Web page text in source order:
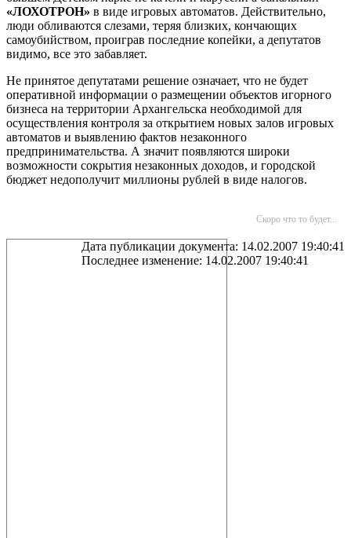
«ЛОХОТРОН» в виде игровых автоматов. Действительно,
люди обливаются слезами, теряя близких, кончающих
самоубийством, проиграв последние копейки, а депутатов
видимо, все это забавляет.
Не принятое депутатами решение означает, что не будет
оперативной информации о размещении объектов игорного
бизнеса на территории Архангельска необходимой для
осуществления контроля за открытием новых залов игровых
автоматов и выявлению фактов незаконного
предпринимательства. А значит появляются широки
возможности сокрытия незаконных доходов, и городской
бюджет недополучит миллионы рублей в виде налогов.
Скоро что то будет...
Дата публикации документа: 14.02.2007 19:40:41
Последнее изменение: 14.02.2007 19:40:41